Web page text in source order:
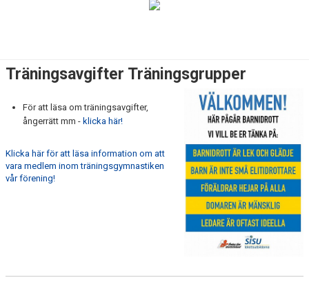
Träningsavgifter Träningsgrupper
För att läsa om träningsavgifter,
ångerrätt mm - klicka här!
Klicka här för att läsa information om att
vara medlem inom träningsgymnastiken
vår förening!